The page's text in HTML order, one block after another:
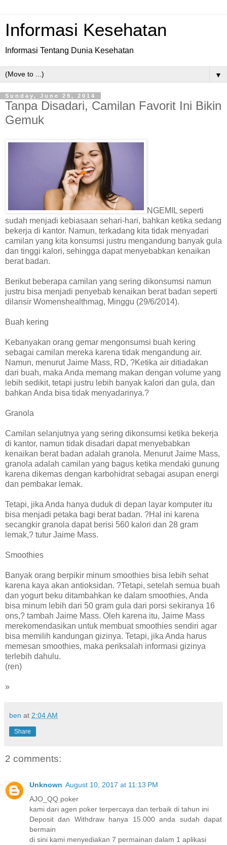
Informasi Kesehatan
Informasi Tentang Dunia Kesehatan
▼
Sunday, June 29, 2014
Tanpa Disadari, Camilan Favorit Ini Bikin
Gemuk
NGEMIL seperti
sudah menjadi kebiasaan sehari-hari, bahkan ketika sedang
bekerja di kantor. Namun, terkadang kita tidak menyadari
camilan yang kita konsumsi justru mengandung banyak gula
dan tinggi kalori, sehingga dapat menyebabkan kenaikan
berat badan.
Berikut beberapa camilan yang sering dikonsumsi namun
justru bisa menjadi penyebab kenaikan berat badan seperti
dilansir Womenshealthmag, Minggu (29/6/2014).
Buah kering
Kebanyakan orang gemar mengonsumsi buah kering
sebagai camilan mereka karena tidak mengandung air.
Namun, menurut Jaime Mass, RD, ?Ketika air ditiadakan
dari buah, maka Anda memang makan dengan volume yang
lebih sedikit, tetapi justru lebih banyak kalori dan gula, dan
bahkan Anda bisa tidak menyadarinya.?
Granola
Camilan selanjutnya yang sering dikonsumsi ketika bekerja
di kantor, namun tidak disadari dapat menyebabkan
kenaikan berat badan adalah granola. Menurut Jaime Mass,
granola adalah camilan yang bagus ketika mendaki gunung
karena dikemas dengan karbohidrat sebagai asupan energi
dan pembakar lemak.
Tetapi, jika Anda hanya duduk di depan layar komputer itu
bisa menjadi petaka bagi berat badan. ?Hal ini karena
secangkir granola dapat berisi 560 kalori dan 28 gram
lemak,? tutur Jaime Mass.
Smoothies
Banyak orang berpikir minum smoothies bisa lebih sehat
karena kaya akan antioksidan. ?Tetapi, setelah semua buah
dan yogurt beku ditambahkan ke dalam smoothies, Anda
bisa minum lebih dari 50 gram gula dari porsi sekiranya 16
ons,? tambah Jaime Mass. Oleh karena itu, Jaime Mass
merekomendasikan untuk membuat smoothies sendiri agar
bisa memilih kandungan gizinya. Tetapi, jika Anda harus
memesan smoothies, maka periksalah informasi gizinya
terlebih dahulu.
(ren)
»
ben at 2:04 AM
Share
2 comments:
Unknown August 10, 2017 at 11:13 PM
AJO_QQ poker
kami dari agen poker terpercaya dan terbaik di tahun ini
Deposit dan Withdraw hanya 15.000 anda sudah dapat
bermain
di sini kami menyediakan 7 permainan dalam 1 aplikasi